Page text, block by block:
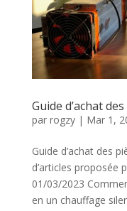
Guide d’achat
par rogzy| Mar 1,
Guide d’achat des
d’articles proposée
01/03/2023
en un chauffage